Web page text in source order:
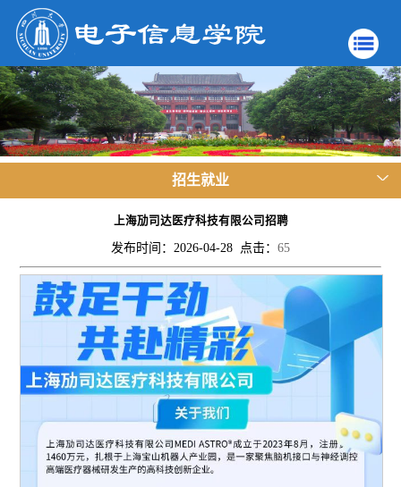
招生就业
上海劢司达医疗科技有限公司招聘
发布时间：2026-04-28 点击： 65